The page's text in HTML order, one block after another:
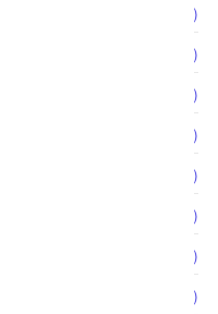
(2)
(5)
(1)
(1)
(2)
(1)
(1)
(1)